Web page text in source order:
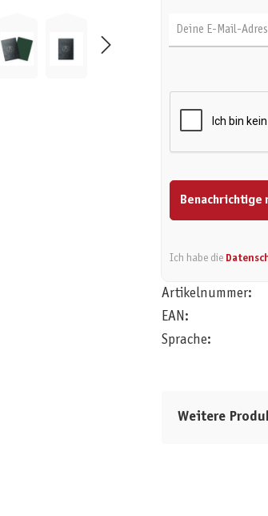
Benachrichtige
Ich habe die
Artikelnummer:
EAN:
Sprache:
Weitere